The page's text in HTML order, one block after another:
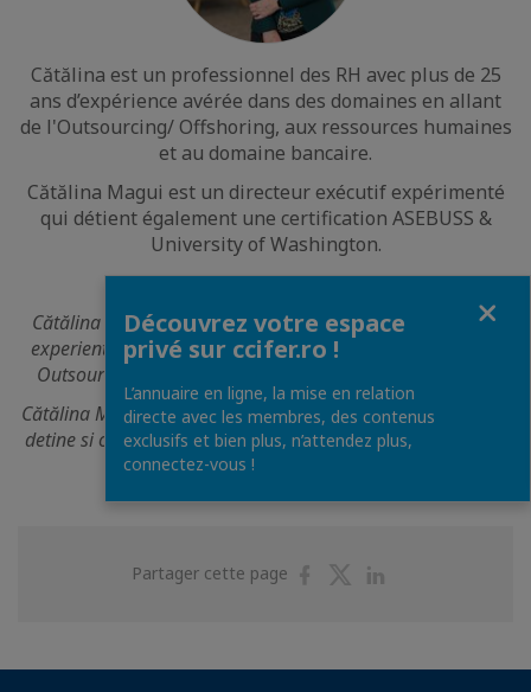
Cătălina est un professionnel des RH avec plus de 25
ans d’expérience avérée dans des domaines en allant
de l'Outsourcing/ Offshoring, aux ressources humaines
et au domaine bancaire.
Cătălina Magui est un directeur exécutif expérimenté
qui détient également une certification ASEBUSS &
University of Washington.
Cătălina este un profesionist de HR cu peste 25 de ani de
experienta dovedita in arii care variaza de la industria de
Outsourcing/ Offshoring, la Resurse Umane si Banking.
Cătălina Magui este un executive manager experimentat ce
detine si o certificare ASEBUSS & University of Washington.
Partager cette page
PartagerPartager
Découvrez votre espace
privé sur ccifer.ro !
L’annuaire en ligne, la mise en relation
directe avec les membres, des contenus
exclusifs et bien plus, n’attendez plus,
connectez-vous !